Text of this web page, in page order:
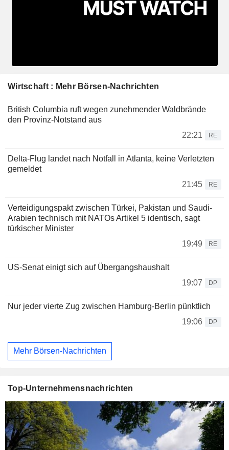
Wirtschaft : Mehr Börsen-Nachrichten
British Columbia ruft wegen zunehmender Waldbrände
den Provinz-Notstand aus
22:21
RE
Delta-Flug landet nach Notfall in Atlanta, keine Verletzten
gemeldet
21:45
RE
Verteidigungspakt zwischen Türkei, Pakistan und Saudi-
Arabien technisch mit NATOs Artikel 5 identisch, sagt
türkischer Minister
19:49
RE
US-Senat einigt sich auf Übergangshaushalt
19:07
DP
Nur jeder vierte Zug zwischen Hamburg-Berlin pünktlich
19:06
DP
Mehr Börsen-Nachrichten
Top-Unternehmensnachrichten